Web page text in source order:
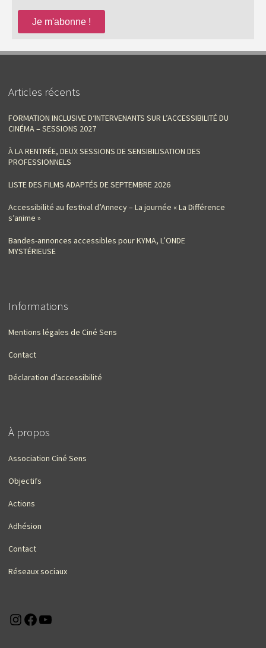
Articles récents
FORMATION INCLUSIVE D‘INTERVENANTS SUR L’ACCESSIBILITÉ DU
CINÉMA – SESSIONS 2027
À LA RENTRÉE, DEUX SESSIONS DE SENSIBILISATION DES
PROFESSIONNELS
LISTE DES FILMS ADAPTÉS DE SEPTEMBRE 2026
Accessibilité au festival d’Annecy – La journée « La Différence
s’anime »
Bandes-annonces accessibles pour KYMA, L’ONDE
MYSTÉRIEUSE
Informations
Mentions légales de Ciné Sens
Contact
Déclaration d’accessibilité
À propos
Association Ciné Sens
Objectifs
Actions
Adhésion
Contact
Réseaux sociaux
Instagram
Facebook